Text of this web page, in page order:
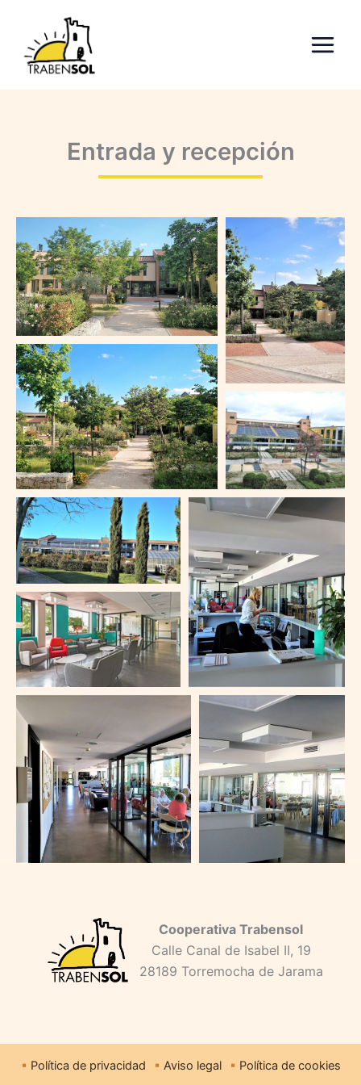
contenido
Entrada y recepción
Cooperativa Trabensol
Calle Canal de Isabel II, 19
28189 Torremocha de Jarama
Política de privacidad Aviso legal Política de cookies